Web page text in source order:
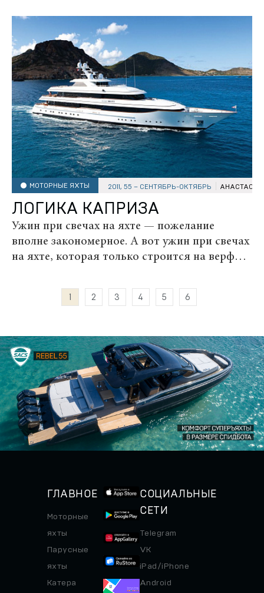
Филипп Бриан и Picchiotti попытались
создать новые пропорции идеальной
суперъяхты. В результате на свет родилась...
МОТОРНЫЕ ЯХТЫ 2011, 55 – СЕНТЯБРЬ-ОКТЯБРЬ
ЛОГИКА КАПРИЗА
Ужин при свечах на яхте — пожелание
вполне закономерное. А вот ужин при свечах
на яхте, которая только строится на верфи,
помочь организовать такой необычный
ужин однажды обратился к Хенку де Врису
1 2 3 4 5 6
ГЛАВНОЕ
Моторные
яхты
Парусные
яхты
Катера
СОЦИАЛЬНЫЕ
СЕТИ
Telegram
VK
iPad/iPhone
Android